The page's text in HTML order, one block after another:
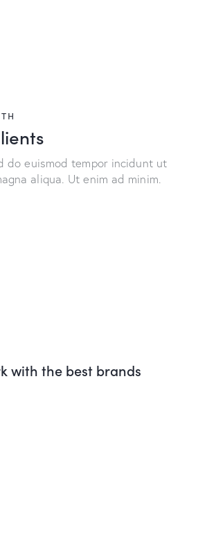
do euismod tempor incidunt ut
aliqua. Ut enim ad minim.
with the best brands